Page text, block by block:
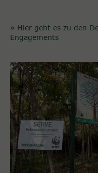
» Hier geht es zu den
Engagements